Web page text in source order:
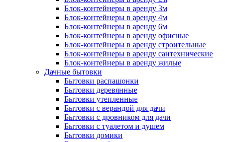
Блок-контейнеры в аренду 3м
Блок-контейнеры в аренду 4м
Блок-контейнеры в аренду 6м
Блок-контейнеры в аренду офисные
Блок-контейнеры в аренду строительные
Блок-контейнеры в аренду сантехнические
Блок-контейнеры в аренду жилые
Дачные бытовки
Бытовки распашонки
Бытовки деревянные
Бытовки утепленные
Бытовки с верандой для дачи
Бытовки с дровником для дачи
Бытовки с туалетом и душем
Бытовки домики